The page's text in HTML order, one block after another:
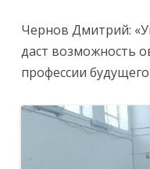
Чернов Дмитрий:
даст возможность
профессии